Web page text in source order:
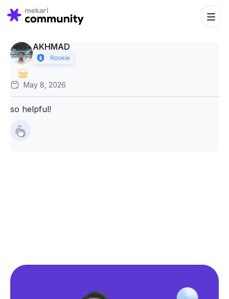
Search
for:
Search
AKHMAD
May 8, 2026
so helpful!